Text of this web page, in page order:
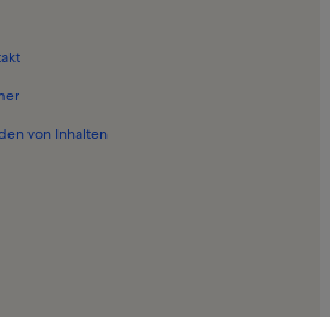
von Inhalten